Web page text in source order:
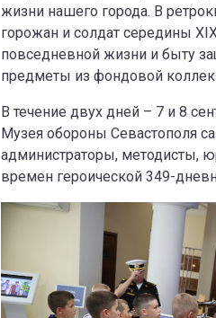
жизни нашего города. В
горожан и солдат середины
повседневной жизни и быту
предметы из фондовой
В течение двух дней – 7 и 8
Музея обороны Севастополя
администраторы, методисты,
времен героической 349-